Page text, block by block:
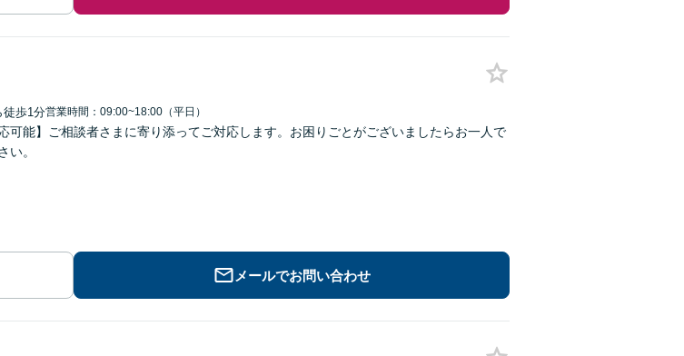
徒歩1分営業時間：09:00~18:00（平日）
可能】ご相談者さまに寄り添ってご対応します。お困りごとがございましたらお一人で
い。
メールでお問い合わせ